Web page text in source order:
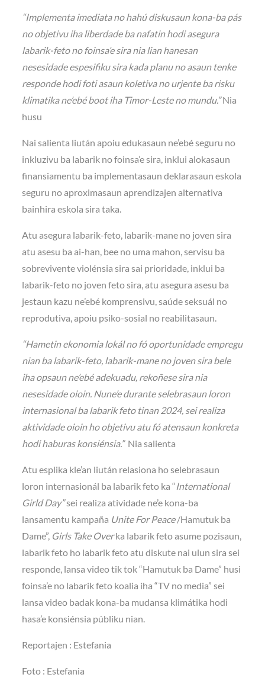
“Implementa imediata no hahú diskusaun kona-ba pás
no objetivu iha liberdade ba nafatin hodi asegura
labarik-feto no foinsa’e sira nia lian hanesan
nesesidade espesifiku sira kada planu no asaun tenke
responde hodi foti asaun koletiva no urjente ba risku
klimatika ne’ebé boot iha Timor-Leste no mundu.”Nia
husu
Nai salienta liután apoiu edukasaun ne’ebé seguru no
inkluzivu ba labarik no foinsa’e sira, inklui alokasaun
finansiamentu ba implementasaun deklarasaun eskola
seguru no aproximasaun aprendizajen alternativa
bainhira eskola sira taka.
Atu asegura labarik-feto, labarik-mane no joven sira
atu asesu ba ai-han, bee no uma mahon, servisu ba
sobrevivente violénsia sira sai prioridade, inklui ba
labarik-feto no joven feto sira, atu asegura asesu ba
jestaun kazu ne’ebé komprensivu, saúde seksuál no
reprodutiva, apoiu psiko-sosial no reabilitasaun.
“Hametin ekonomia lokál no fó oportunidade empregu
nian ba labarik-feto, labarik-mane no joven sira bele
iha opsaun ne’ebé adekuadu, rekoñese sira nia
nesesidade oioin. Nune’e durante selebrasaun loron
internasional ba labarik feto tinan 2024, sei realiza
aktividade oioin ho objetivu atu fó atensaun konkreta
hodi haburas konsiénsia.”Nia salienta
Atu esplika kle’an liután relasiona ho selebrasaun
loron internasionál ba labarik feto ka “International
Girld Day”sei realiza atividade ne’e kona-ba
lansamentu kampaña Unite For Peace/Hamutuk ba
Dame”, Girls Take Overka labarik feto asume pozisaun,
labarik feto ho labarik feto atu diskute nai ulun sira sei
responde, lansa video tik tok “Hamutuk ba Dame” husi
foinsa’e no labarik feto koalia iha “TV no media” sei
lansa video badak kona-ba mudansa klimátika hodi
hasa’e konsiénsia públiku nian.
Reportajen : Estefania
Foto : Estefania